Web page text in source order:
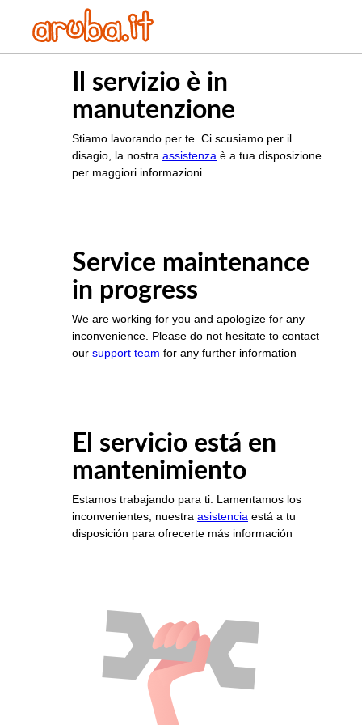
Il servizio è in
manutenzione
Stiamo lavorando per te. Ci scusiamo per il
disagio, la nostra assistenza è a tua disposizione
per maggiori informazioni
Service maintenance
in progress
We are working for you and apologize for any
inconvenience. Please do not hesitate to contact
our support team for any further information
El servicio está en
mantenimiento
Estamos trabajando para ti. Lamentamos los
inconvenientes, nuestra asistencia está a tu
disposición para ofrecerte más información